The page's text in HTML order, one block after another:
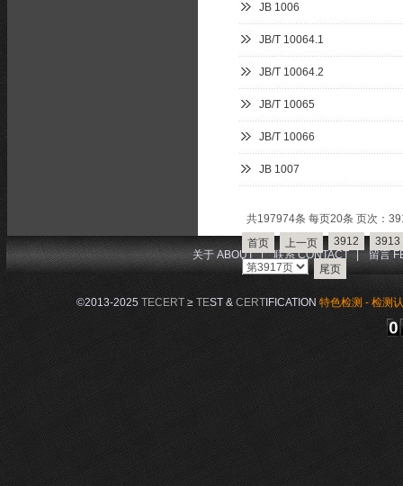
JB 1006
JB/T 10064.1
JB/T 10064.2
JB/T 10065
JB/T 10066
JB 1007
共197974条 每页20条 页次：
首页
上一页 3912 3913
尾页
©2013-2025 TECERT≥ TEST & CERTIFICATION特色检测 - 检测
关于 ABOUT | 联系 CONTACT 留言